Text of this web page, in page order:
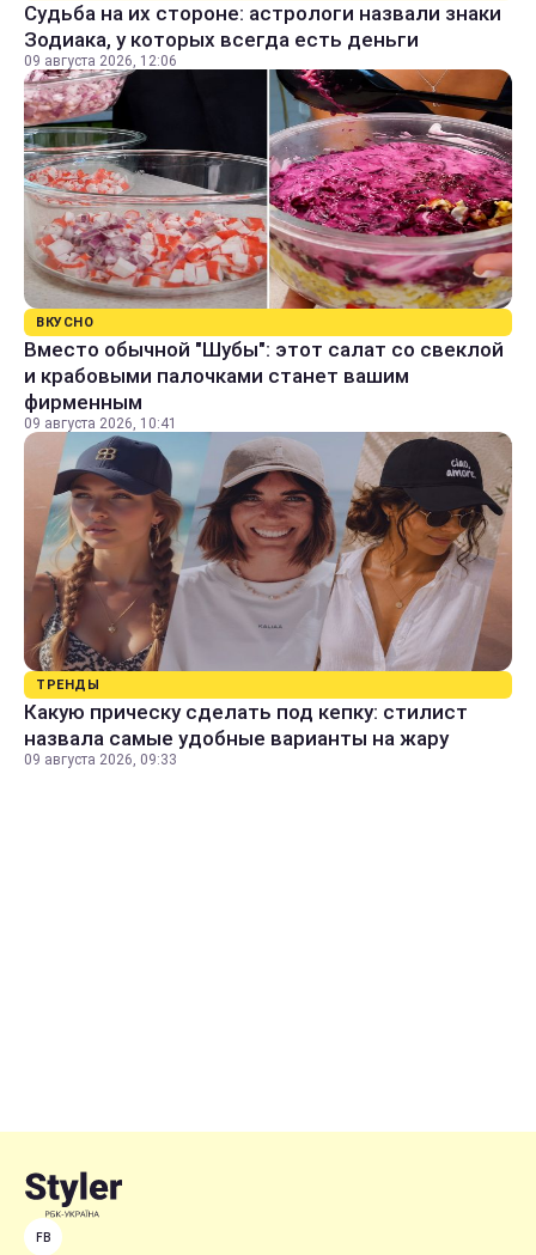
Судьба на их стороне: астрологи назвали знаки
Зодиака, у которых всегда есть деньги
09 августа 2026, 12:06
ВКУСНО
Вместо обычной "Шубы": этот салат со свеклой
и крабовыми палочками станет вашим
фирменным
09 августа 2026, 10:41
ТРЕНДЫ
Какую прическу сделать под кепку: стилист
назвала самые удобные варианты на жару
09 августа 2026, 09:33
FB